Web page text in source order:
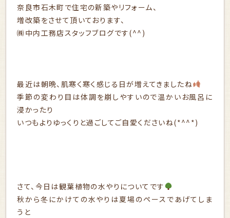
奈良市石木町で住宅の新築やリフォーム、
増改築をさせて頂いております、
㈱中内工務店スタッフブログです(^^)
最近は朝晩、肌寒く寒く感じる日が増えてきましたね
季節の変わり目は体調を崩しやすいので温かいお風呂に
浸かったり
いつもよりゆっくりと過ごしてご自愛くださいね(*^^*)
さて、今日は観葉植物の水やりについてです
秋から冬にかけての水やりは夏場のペースであげてしま
うと